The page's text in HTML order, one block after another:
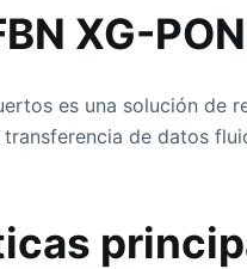
XG-
es una solución de
de datos